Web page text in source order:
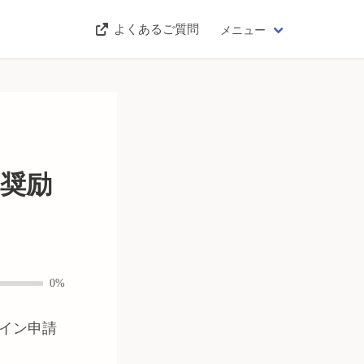
よくあるご質問 メニュー
励
0%
ン申請